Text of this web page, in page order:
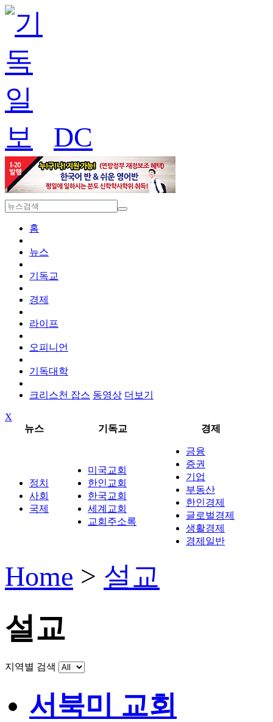
DC
홈
뉴스
기독교
경제
라이프
오피니언
기독대학
크리스천 잡스 동영상 더보기
X
뉴스
기독교 경제
정치
사회
국제
미국교회
한인교회
한국교회
세계교회
교회주소록
금융
증권
기업
부동산
한인경제
글로벌경제
생활경제
경제일반
Home > 설교
설교
지역별 검색
서북미 교회